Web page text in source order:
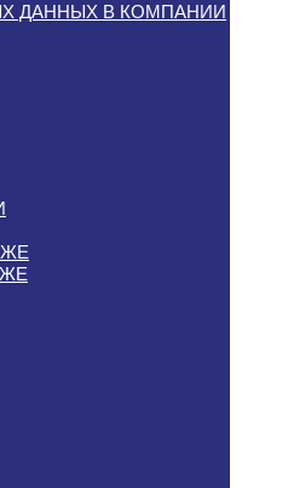
ДАННЫХ В КОМПАНИИ